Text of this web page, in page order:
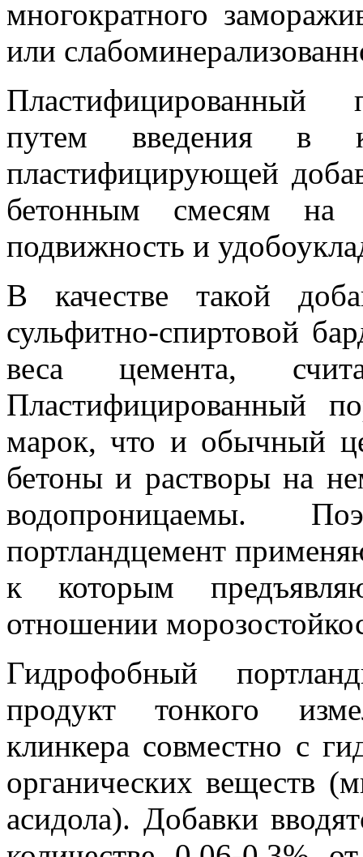
многократного
или
Пластифицированный
путем введения в
пластифицирующей
бетонным смесям на
подвижность и
В качестве такой
сульфитно-спиртовой
веса цемента,
Пластифицированный
марок, что и обычный
бетоны и растворы на
водопроницаемы.
портландцемент
к которым
отношении
Гидрофобный
продукт тонкого
клинкера совместно с
органических веществ
асидола). Добавки